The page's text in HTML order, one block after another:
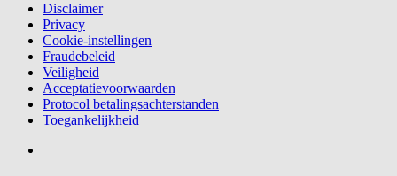
Disclaimer
Privacy
Cookie-instellingen
Fraudebeleid
Veiligheid
Acceptatievoorwaarden
Protocol betalingsachterstanden
Toegankelijkheid